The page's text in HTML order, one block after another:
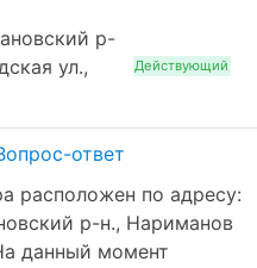
р-
ул.,
Действующий
ответ
расположен по адресу:
р-н., Нариманов
данный момент